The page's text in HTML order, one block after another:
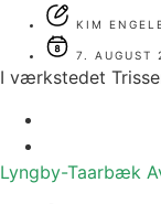
KIM
7. AUGUST
I værkstedet
Lyngby-Taarbæk